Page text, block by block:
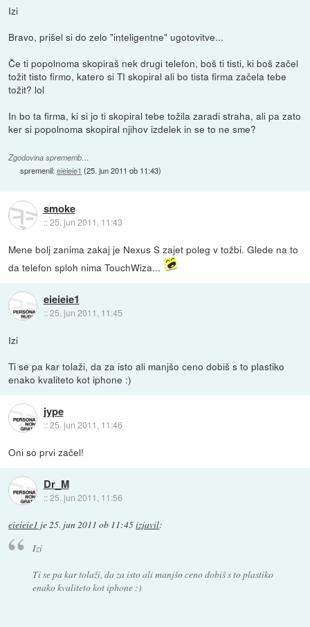
Izi
Bravo, prišel si do zelo "inteligentne" ugotovitve...
Če ti popolnoma skopiraš nek drugi telefon, boš ti tisti, ki boš začel
tožit tisto firmo, katero si TI skopiral ali bo tista firma začela tebe
tožit? lol
In bo ta firma, ki si jo ti skopiral tebe tožila zaradi straha, ali pa zato
ker si popolnoma skopiral njihov izdelek in se to ne sme?
Zgodovina sprememb…
spremenil:eieieie1 (25. jun 2011 ob 11:43)
smoke
::25. jun 2011, 11:43
Mene bolj zanima zakaj je Nexus S zajet poleg v tožbi. Glede na to
da telefon sploh nima TouchWiza...
eieieie1
::25. jun 2011, 11:45
Izi
Ti se pa kar tolaži, da za isto ali manjšo ceno dobiš s to plastiko
enako kvaliteto kot iphone :)
jype
::25. jun 2011, 11:46
Oni so prvi začel!
Dr_M
::25. jun 2011, 11:56
eieieie1 je25. jun 2011 ob 11:45izjavil:
Izi
Ti se pa kar tolaži, da za isto ali manjšo ceno dobiš s to plastiko
enako kvaliteto kot iphone :)